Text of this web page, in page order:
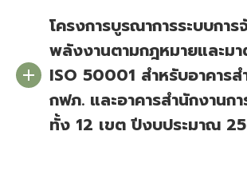
โครงการบูรณาการระบบการ
พลังงานตามกฎหมายและมา
ISO 50001 สำหรับอาคาร
กฟภ. และอาคารสำนักงานก
ทั้ง 12 เขต ปีงบประมาณ